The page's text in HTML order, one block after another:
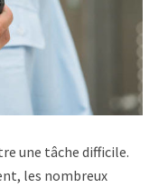
une tâche difficile.
les nombreux